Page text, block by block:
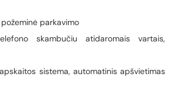
parkavimo
skambučiu atidaromais vartais,
sistema, automatinis apšvietimas